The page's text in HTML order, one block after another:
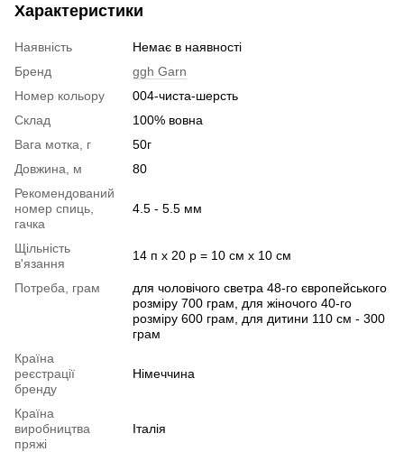
Характеристики
Наявність
Немає в наявності
Бренд
ggh Garn
Номер кольору
004-чиста-шерсть
Склад
100% вовна
Вага мотка, г
50г
Довжина, м
80
Рекомендований
номер спиць,
гачка
4.5 - 5.5 мм
Щільність
в'язання
14 п х 20 р = 10 см х 10 см
Потреба, грам
для чоловічого светра 48-го європейського
розміру 700 грам, для жіночого 40-го
розміру 600 грам, для дитини 110 см - 300
грам
Країна
реєстрації
бренду
Німеччина
Країна
виробництва
пряжі
Італія